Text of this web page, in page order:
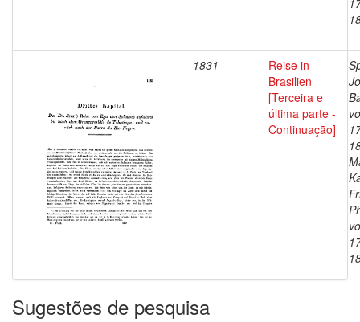
1831
Reise in
Brasilien
[Terceira e
última parte -
Continuação]
Sugestões de pesquisa